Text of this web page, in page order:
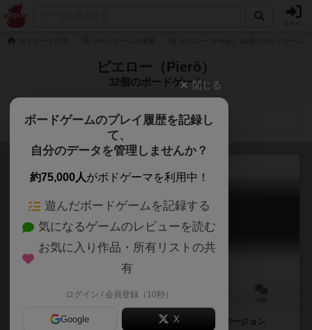
ピエロー（Pierô）
32個のボードゲーム
検索メニュー
ディクシット：オデッセイ
Dixit Odyssey
30分前後
傑作コミュニケーションゲーム「ディクシット」の別バージョン
閉じる
ボードゲームのプレイ履歴を記録し
て、
自分のデータを管理しませんか？
約75,000人がボドゲーマを利用中！
遊んだボードゲームを記録する
気になるゲームのレビューを読む
お気に入り作品・所有リストの共
有
ログイン / 会員登録（10秒）
Google X